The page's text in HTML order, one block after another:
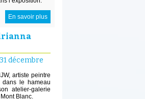
En savoir plus
décembre
artiste peintre
le hameau
atelier-galerie
Blanc.